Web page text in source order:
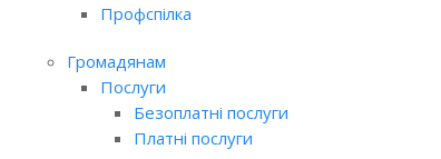
Профспілка
Громадянам
Послуги
Безоплатні послуги
Платні послуги